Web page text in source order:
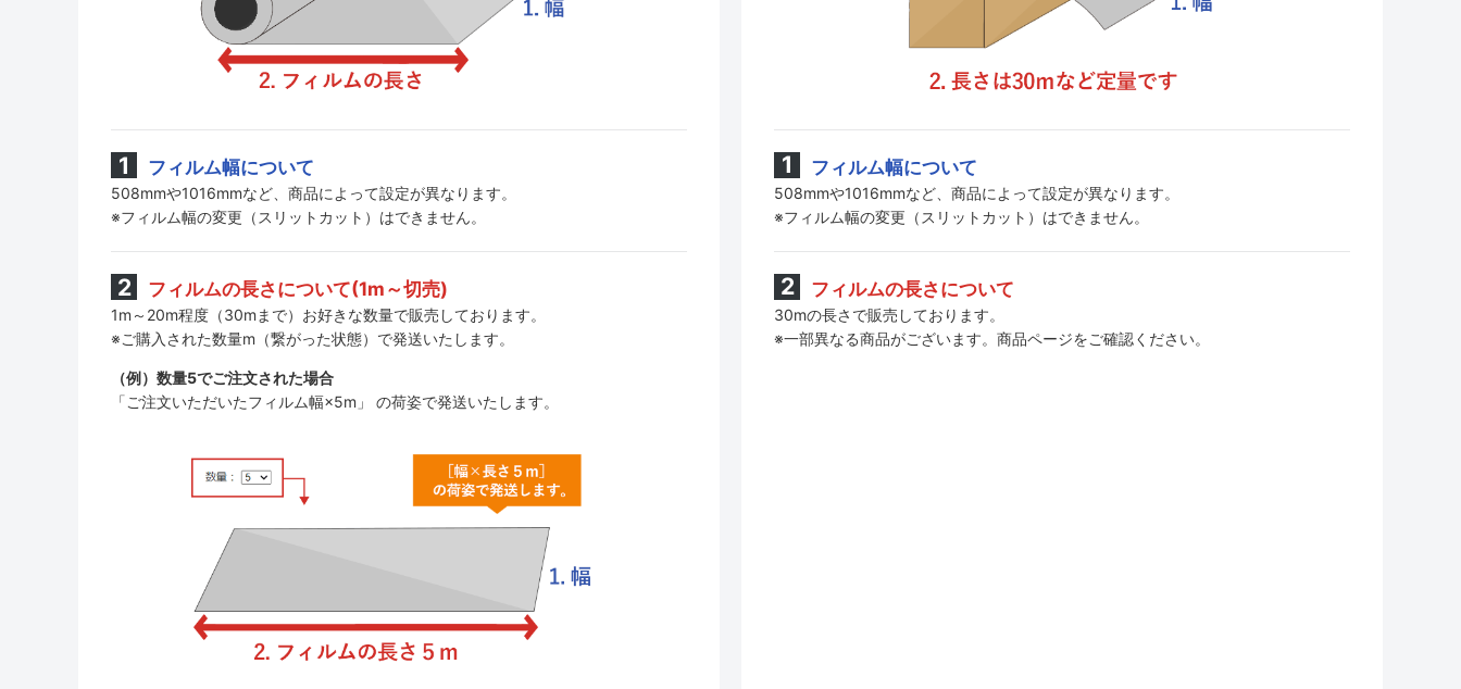
フィルム幅について
508mmや1016mmなど、商品によって設定が異なります。
※フィルム幅の変更（スリットカット）はできません。
フィルムの長さについて(1m～切売)
1m～20m程度（30mまで）お好きな数量で販売しております。
※ご購入された数量m（繋がった状態）で発送いたします。
（例）数量5でご注文された場合
「ご注文いただいたフィルム幅×5m」 の荷姿で発送いたします。
フィルム幅について
508mmや1016mmなど、商品によって設定が異なります。
※フィルム幅の変更（スリットカット）はできません。
フィルムの長さについて
30mの長さで販売しております。
※一部異なる商品がございます。商品ページをご確認ください。